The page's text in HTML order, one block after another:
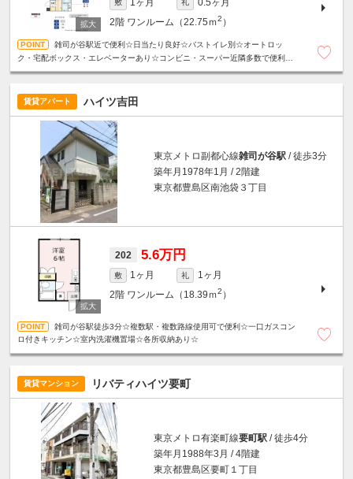
敷 1ヶ月 礼
0.5ヶ月
2階 ワンルーム（22.75ｍ2 ）
雑司が谷駅近で便利☆日当たり良好☆バストイレ別☆オートロッ
ク・宅配ボックス・エレベーターあり☆コンビニ・スーパー近隣多数で便利な
賃貸アパート ハイツ吉田
東京メトロ副都心線雑司が谷駅 / 徒歩3分
築年月1978年1月 / 2階建
東京都豊島区南池袋３丁目
202 5.6万円
敷 1ヶ月 礼
1ヶ月
2階 ワンルーム（18.39ｍ2 ）
雑司が谷駅徒歩3分☆複数駅・複数路線使用可で便利☆一口ガスコン
ロ付きキッチン☆室内洗濯機置場☆各所収納あり☆
賃貸マンション リバティハイツ要町
東京メトロ有楽町線要町駅 / 徒歩4分
築年月1988年3月 / 4階建
東京都豊島区要町１丁目